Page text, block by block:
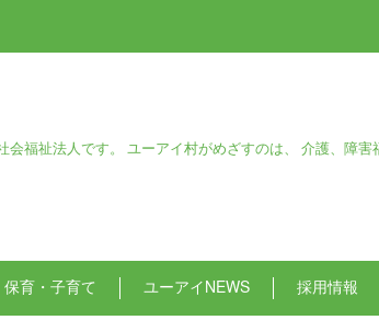
福祉法人です。 ユーアイ村がめざすのは、 介護、障
保育・子育て ユーアイNEWS 採用情報